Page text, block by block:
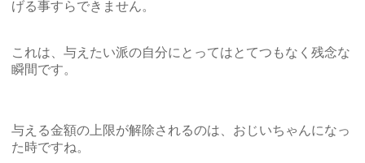
げる事すらできません。
これは、与えたい派の自分にとってはとてつもなく残念な
瞬間です。
与える金額の上限が解除されるのは、おじいちゃんになっ
た時ですね。